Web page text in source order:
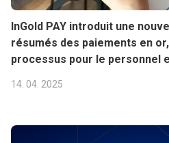
InGold PAY introduit une
résumés des paiements en
processus pour le personnel
14. 04. 2025